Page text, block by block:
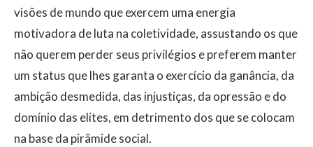
visões de mundo que exercem uma energia
motivadora de luta na coletividade, assustando os que
não querem perder seus privilégios e preferem manter
um status que lhes garanta o exercício da ganância, da
ambição desmedida, das injustiças, da opressão e do
domínio das elites, em detrimento dos que se colocam
na base da pirâmide social.